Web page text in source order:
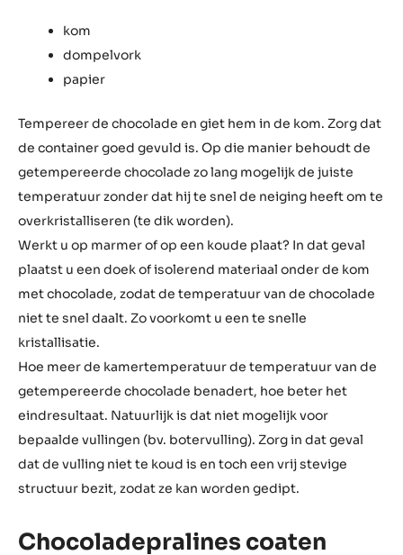
Voorbereiding
Benodigdheden :
Tempereer de chocolade en giet hem in de kom. Zorg dat
de container goed gevuld is. Op die manier behoudt de
getempereerde chocolade zo lang mogelijk de juiste
temperatuur zonder dat hij te snel de neiging heeft om te
overkristalliseren (te dik worden).
Werkt u op marmer of op een koude plaat? In dat geval
plaatst u een doek of isolerend materiaal onder de kom
niet te snel daalt. Zo voorkomt u een te snelle